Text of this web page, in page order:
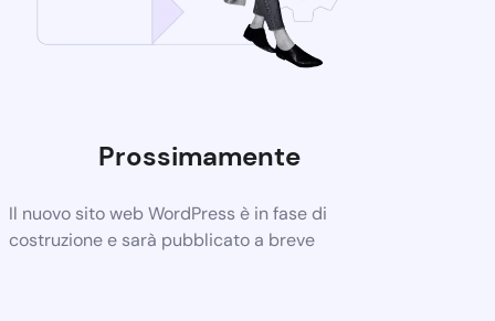
Prossimamente
Il nuovo sito web WordPress è in fase di
costruzione e sarà pubblicato a breve